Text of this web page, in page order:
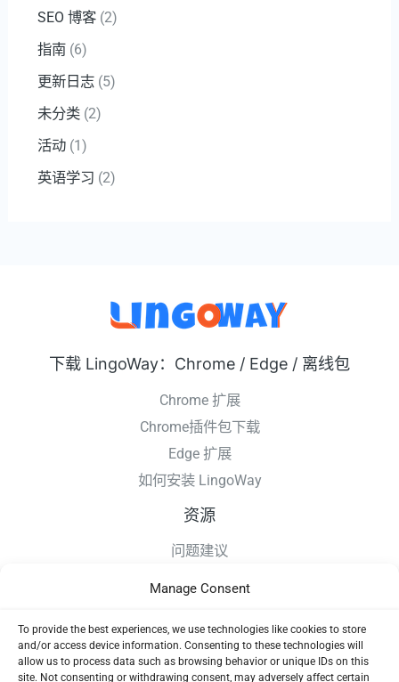
Manage Consent
To provide the best experiences, we use technologies like cookies to store
and/or access device information. Consenting to these technologies will
allow us to process data such as browsing behavior or unique IDs on this
site. Not consenting or withdrawing consent, may adversely affect certain
SEO 博客(2)
指南(6)
更新日志(5)
未分类(2)
活动(1)
英语学习 (2)
下载 LingoWay：Chrome / Edge / 离线包
Chrome 扩展
Chrome插件包下载
Edge 扩展
如何安装 LingoWay
资源
问题建议
隐私条款
使用协议